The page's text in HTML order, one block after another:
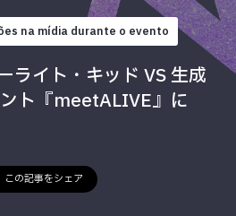
na mídia durante o evento
ライト・キッド VS 生成
ト『meetALIVE』に
この記事をシェア